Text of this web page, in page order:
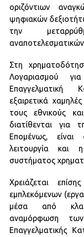
οριζόντιων
ψηφιακών
την
αναποτελεσματικών
Στη
Λογαριασμού
Επαγγελματική
εξαιρετικά
τους εθνικούς
διατίθενται για
Επομένως, είναι
λειτουργία και
συστήματος
Χρειάζεται
εμπλεκόμενων
μέσα από
αναμόρφωση των
Επαγγελματικής